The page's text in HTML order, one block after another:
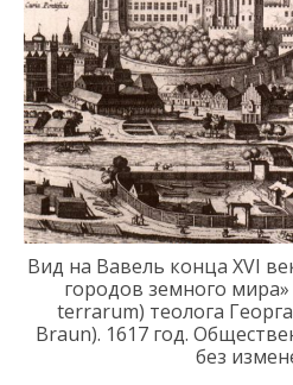
Вид на Вавель конца XVI
городов земного мира»
terrarum) теолога
Braun). 1617 год.
без